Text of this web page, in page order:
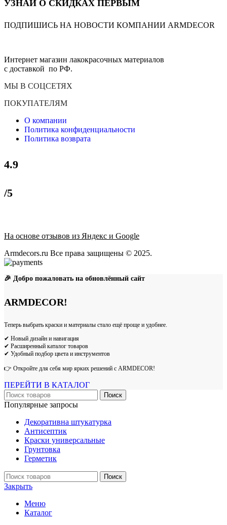
УЗНАЙ О СКИДКАХ ПЕРВЫМ
ПОДПИШИСЬ НА НОВОСТИ КОМПАНИИ ARMDECOR
Интернет магазин лакокрасочных материалов
с доставкой по РФ.
МЫ В СОЦСЕТЯХ
ПОКУПАТЕЛЯМ
О компании
Политика конфиденциальности
Политика возврата
4.9
/5
На основе отзывов из Яндекс и Google
Armdecors.ru Все права защищены © 2025. ​
🎉 Добро пожаловать на обновлённый сайт
ARMDECOR!
Теперь выбрать краски и материалы стало ещё проще и удобнее.
✔ Новый дизайн и навигация
✔ Расширенный каталог товаров
✔ Удобный подбор цвета и инструментов
👉 Откройте для себя мир ярких решений с ARMDECOR!
ПЕРЕЙТИ В КАТАЛОГ
Поиск
Популярные запросы
Декоративна штукатурка
Антисептик
Краски универсальные
Грунтовка
Герметик
Поиск
Закрыть
Меню
Каталог